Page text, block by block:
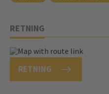
RETNING
RETNING